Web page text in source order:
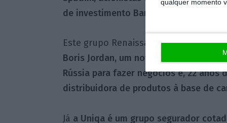
qualquer momento
de investimento Baring Vostok.
Este grupo Renaissance, que tem
Boris Jordan, um nova- iorquino neto
Rússia para fazer negócios e, 22 anos
distribuidora de produtos à base de
Já a Uniqa é um grupo segurador